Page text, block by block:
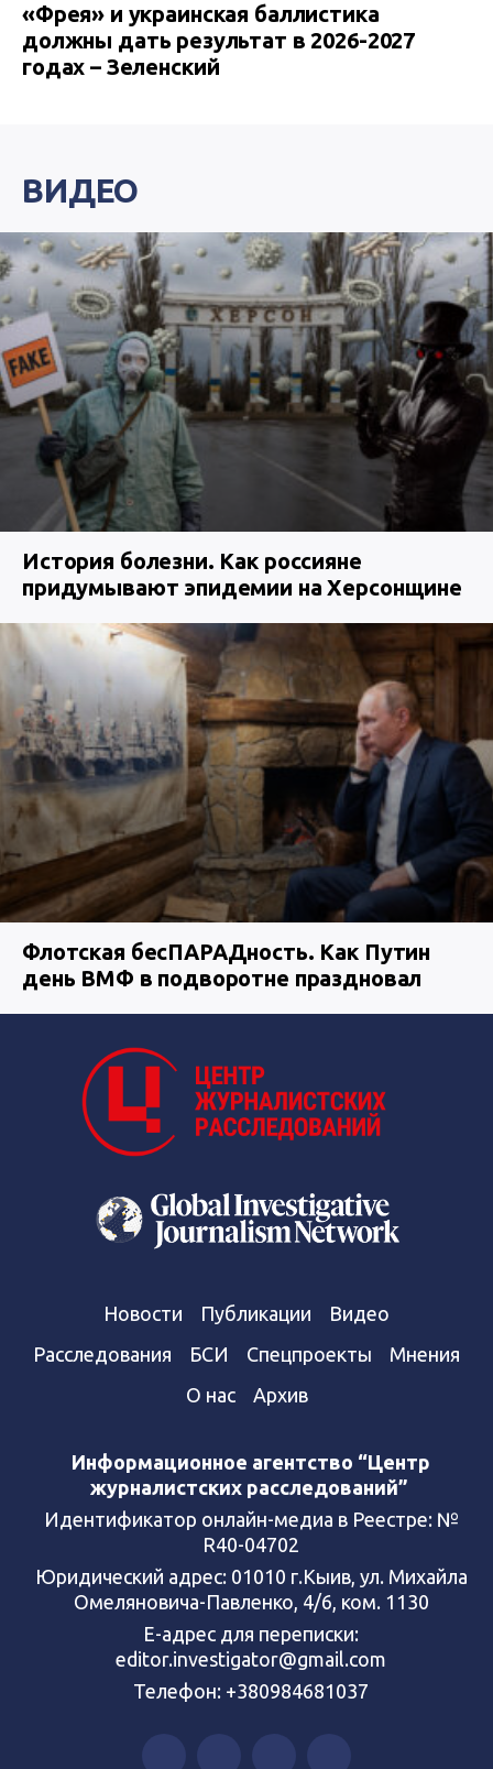
«Фрея» и украинская баллистика
должны дать результат в 2026-2027
годах – Зеленский
ВИДЕО
История болезни. Как россияне
придумывают эпидемии на Херсонщине
Флотская бесПАРАДность. Как Путин
день ВМФ в подворотне праздновал
Новости Публикации
Видео
Расследования
БСИ Спецпроекты
Мнения
О нас
Архив
Информационное агентство “Центр
журналистских расследований”
Идентификатор онлайн-медиа в Реестре: №
R40-04702
Юридический адрес: 01010 г.Кыив, ул. Михайла
Омеляновича-Павленко, 4/6, ком. 1130
Е-адрес для переписки:
editor.investigator@gmail.com
Телефон: +380984681037